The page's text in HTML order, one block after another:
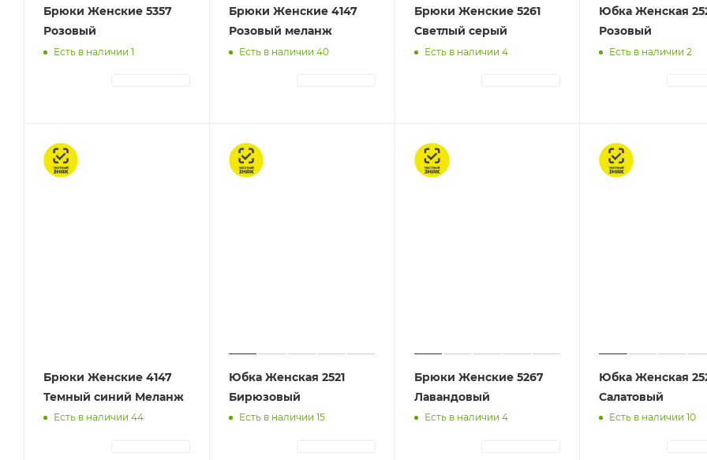
Брюки Женские 5357
Розовый
Есть в наличии 1
Брюки Женские 4147
Розовый меланж
Есть в наличии 40
Брюки Женские 5261
Светлый серый
Есть в наличии 4
Юбка Женская
Розовый
Есть в наличии 2
Честный знак
Брюки Женские 4147
Темный синий Меланж
Есть в наличии 44
Честный знак
Юбка Женская 2521
Бирюзовый
Есть в наличии 15
Честный знак
Брюки Женские 5267
Лавандовый
Есть в наличии 4
Честный знак
Юбка Женская
Салатовый
Есть в наличии 10